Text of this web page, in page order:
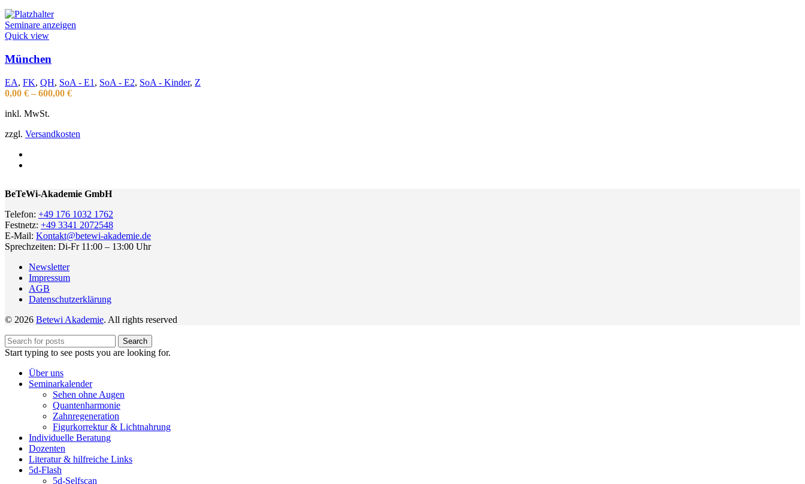
Seminare anzeigen
Quick view
München
EA, FK, QH, SoA - E1 , SoA - E2, SoA - Kinder, Z
0,00 € – 600,00 €
inkl. MwSt.
zzgl. Versandkosten
BeTeWi-Akademie GmbH
Telefon: +49 176 1032 1762
Festnetz: +49 3341 2072548
E-Mail: Kontakt@betewi-akademie.de
Sprechzeiten: Di-Fr 11:00 – 13:00 Uhr
Newsletter
Impressum
AGB
Datenschutzerklärung
© 2026 Betewi Akademie. All rights reserved
Search
Start typing to see posts you are looking for.
Über uns
Seminarkalender
Sehen ohne Augen
Quantenharmonie
Zahnregeneration
Figurkorrektur & Lichtnahrung
Individuelle Beratung
Dozenten
Literatur & hilfreiche Links
5d-Flash
5d-Selfscan